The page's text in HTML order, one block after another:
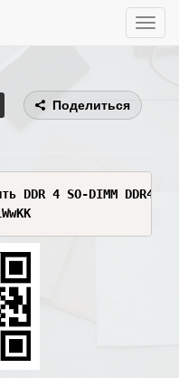
Toggle
Поделиться
DDR 4 SO-DIMM